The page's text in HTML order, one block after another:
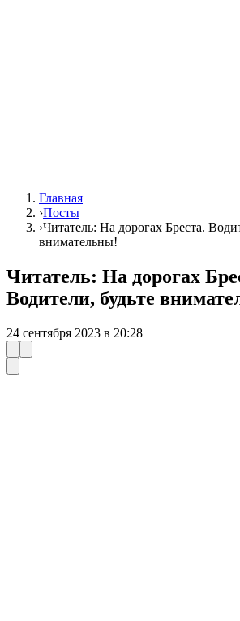
Главная
›Посты
›Читатель: На дорогах Бреста.
внимательны!
Читатель: На дорогах
Водители, будьте
24 сентября 2023 в 20:28